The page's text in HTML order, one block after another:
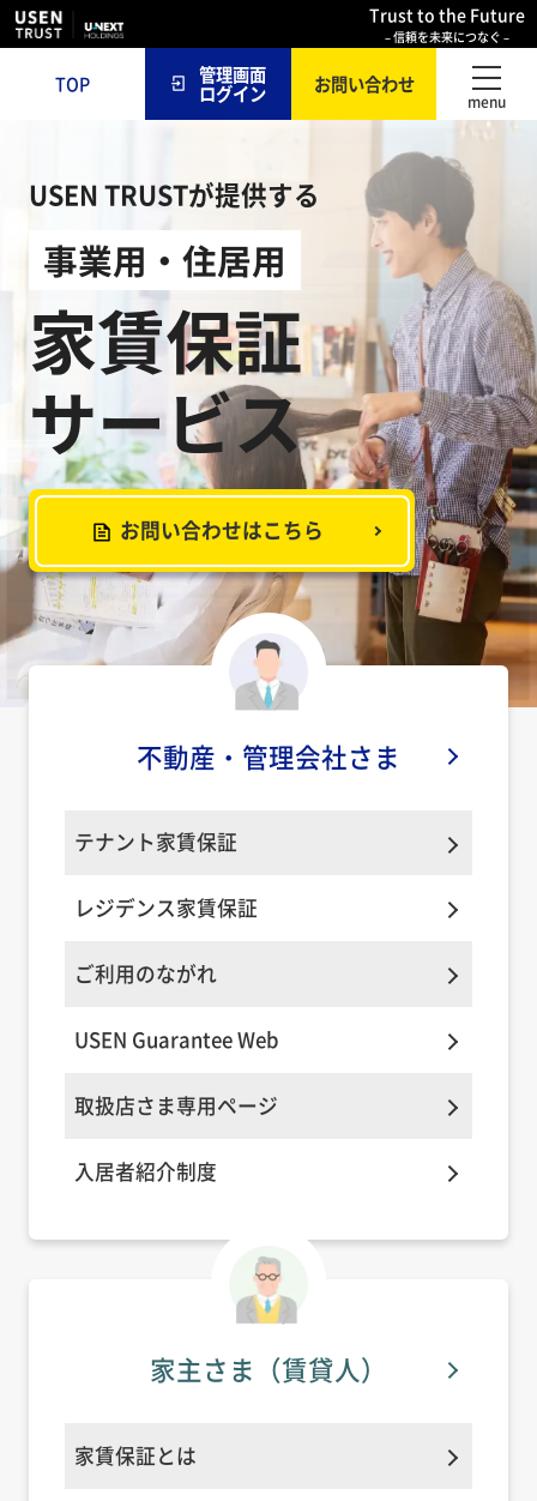
Trust to the Future
– 信頼を未来につなぐ –
TOP 管理画面
ログイン お問い合わせ
USEN TRUSTが提供する
事業用 ・ 住居用
家賃保証
サービス
お問い合わせはこちら
不動産・ 管理会社さま
テナント家賃保証
レジデンス家賃保証
ご利用のながれ
USEN Guarantee Web
取扱店さま専用ページ
入居者紹介制度
家主さま （賃貸人）
家賃保証とは